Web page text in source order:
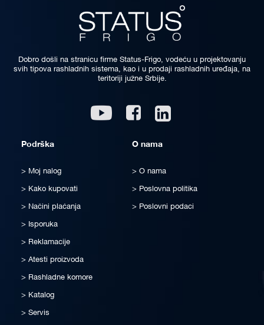
Dobro došli na stranicu firme Status-Frigo, vodeću u projektovanju
svih tipova rashladnih sistema, kao i u prodaji rashladnih uređaja, na
teritoriji južne Srbije.
Youtube Facebook
Podrška
Moj nalog
Kako kupovati
Načini plaćanja
Isporuka
Reklamacije
Atesti proizvoda
Rashladne komore
Katalog
Servis
O nama
O nama
Poslovna politika
Poslovni podaci